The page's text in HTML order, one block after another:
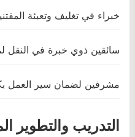
خبراء في تغليف وتعبئة
سائقين ذوي خبرة في النقل
مشرفين لضمان سير العمل
التدريب والتطوير